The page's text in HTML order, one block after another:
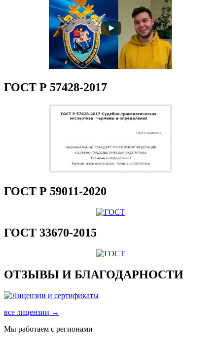
ГОСТ Р 57428-2017
ГОСТ Р 59011-2020
ГОСТ 33670-2015
ОТЗЫВЫ И БЛАГОДАРНОСТИ
все лицензии →
Мы работаем с регионами